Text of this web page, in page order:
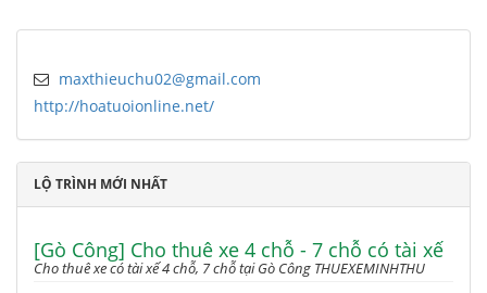
maxthieuchu02@gmail.com
http://hoatuoionline.net/
LỘ TRÌNH MỚI NHẤT
[Gò Công] Cho thuê xe 4 chỗ - 7 chỗ có tài xế
Cho thuê xe có tài xế 4 chỗ, 7 chỗ tại Gò Công THUEXEMINHTHU